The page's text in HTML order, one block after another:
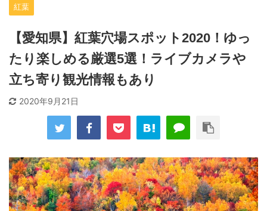
紅葉
【愛知県】紅葉穴場スポット2020！ゆっ
たり楽しめる厳選5選！ライブカメラや
立ち寄り観光情報もあり
2020年9月21日